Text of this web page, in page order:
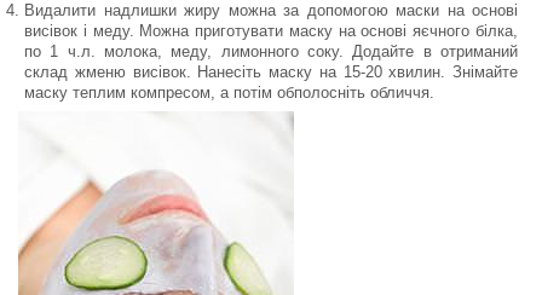
Видалити надлишки жиру можна за допомогою маски на основі
висівок і меду. Можна приготувати маску на основі яєчного білка,
по 1 ч.л. молока, меду, лимонного соку. Додайте в отриманий
склад жменю висівок. Нанесіть маску на 15-20 хвилин. Знімайте
маску теплим компресом, а потім обполосніть обличчя.